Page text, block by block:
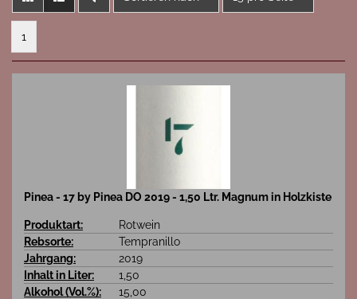
1
Pinea - 17 by Pinea DO 2019 - 1,50 Ltr. Magnum in Holzkiste
Produktart:
Rotwein
Rebsorte:
Tempranillo
Jahrgang:
2019
Inhalt in Liter:
1,50
Alkohol (Vol.%):
15,00